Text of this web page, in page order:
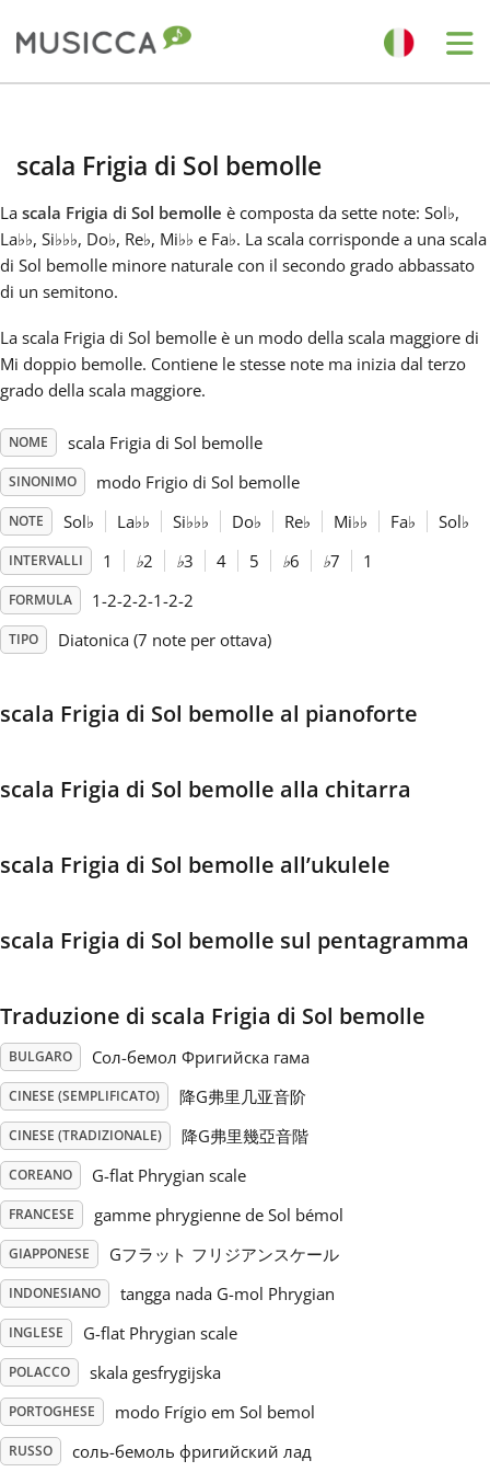
Български
Dansk
English
Français
한국어
Polski
Português
Русский
Svenska
Tiếng Việt
Türkçe
Українська
简体中文
繁體中文
scala Frigia di Sol bemolle
La scala Frigia di Sol bemolle è composta da sette note: Sol♭,
La♭♭, Si♭♭♭, Do♭, Re♭, Mi♭♭ e Fa♭. La scala corrisponde a una scala
di Sol bemolle minore naturale con il secondo grado abbassato
di un semitono.
La scala Frigia di Sol bemolle è un modo della scala maggiore di
Mi doppio bemolle. Contiene le stesse note ma inizia dal terzo
grado della scala maggiore.
NOME scala Frigia di Sol bemolle
SINONIMO modo Frigio di Sol bemolle
NOTE Sol♭ La♭♭ Si♭♭♭ Do♭ Re♭ Mi♭♭ Fa♭ Sol♭
INTERVALLI 1 ♭2 ♭3 4 5 ♭6 ♭7 1
FORMULA 1-2-2-2-1-2-2
TIPO Diatonica (7 note per ottava)
scala Frigia di Sol bemolle al pianoforte
scala Frigia di Sol bemolle alla chitarra
scala Frigia di Sol bemolle all’ukulele
scala Frigia di Sol bemolle sul pentagramma
Traduzione di scala Frigia di Sol bemolle
BULGARO Сол-бемол Фригийска гама
CINESE (SEMPLIFICATO) 降G弗里几亚音阶
CINESE (TRADIZIONALE) 降G弗里幾亞音階
COREANO G-flat Phrygian scale
FRANCESE gamme phrygienne de Sol bémol
GIAPPONESE Gフラット フリジアンスケール
INDONESIANO tangga nada G-mol Phrygian
INGLESE G-flat Phrygian scale
POLACCO skala gesfrygijska
PORTOGHESE modo Frígio em Sol bemol
RUSSO соль-бемоль фригийский лад